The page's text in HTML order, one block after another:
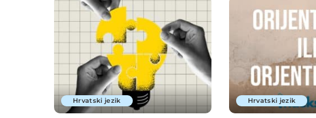
Hrvatski jezik Hrvatski jezik